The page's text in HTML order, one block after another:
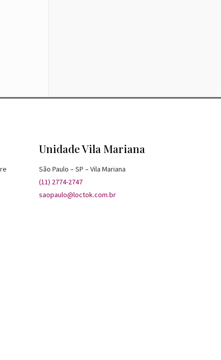
Unidade Vila Mariana
São Paulo – SP – Vila Mariana
(11) 2774-2747
saopaulo@loctok.com.br